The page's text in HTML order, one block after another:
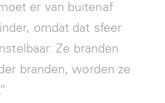
er van buitenaf
omdat dat sfeer
Ze branden
branden, worden ze